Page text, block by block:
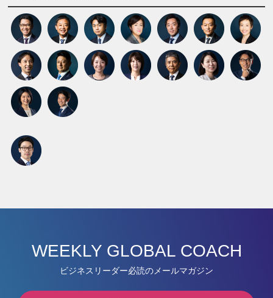
WEEKLY GLOBAL COACH
ビジネスリーダー必読のメールマガジン